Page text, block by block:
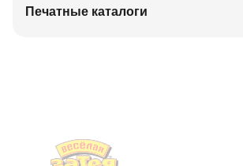
Печатные каталоги